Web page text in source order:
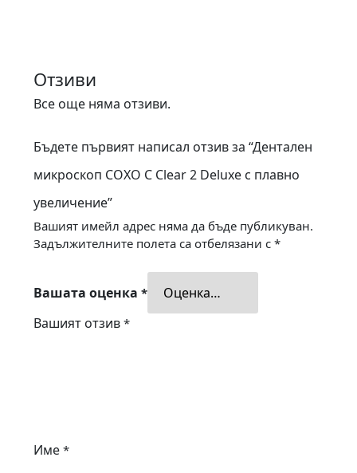
Отзиви
Все още няма отзиви.
Бъдете първият написал отзив за “Дентален
микроскоп COXO C Clear 2 Deluxe с плавно
увеличение”
Вашият имейл адрес няма да бъде публикуван.
Задължителните полета са отбелязани с *
Вашата оценка *
Вашият отзив *
Име *